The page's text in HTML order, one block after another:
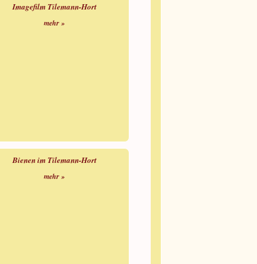
Imagefilm Tilemann-Hort
mehr »
Bienen im Tilemann-Hort
mehr »